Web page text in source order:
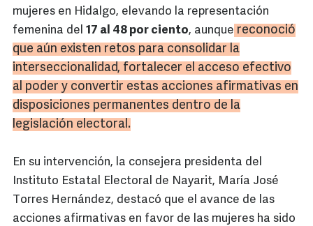
mujeres en Hidalgo, elevando la representación
femenina del 17 al 48 por ciento, aunque reconoció
que aún existen retos para consolidar la
interseccionalidad, fortalecer el acceso efectivo
al poder y convertir estas acciones afirmativas en
disposiciones permanentes dentro de la
legislación electoral.
En su intervención, la consejera presidenta del
Instituto Estatal Electoral de Nayarit, María José
Torres Hernández, destacó que el avance de las
acciones afirmativas en favor de las mujeres ha sido